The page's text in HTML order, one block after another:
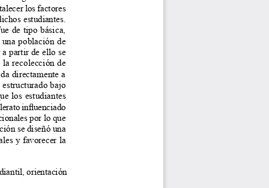
los factores
estudiantes.
de tipo básica,
población de
a partir de ello se
la recolección de
directamente a
bajo
los estudiantes
influenciado
por lo que
se diseñó una
y favorecer la
orientación